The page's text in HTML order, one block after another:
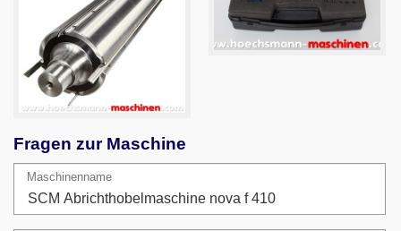
Fragen zur Maschine
Maschinenname